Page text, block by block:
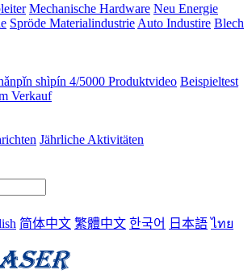
Mechanische Hardware Neu Energie
Spröde Materialindustrie Auto Industire Blech
shìpín 4/5000 Produktvideo Beispieltest
Verkauf
Jährliche Aktivitäten
简体中文 繁體中文 한국어 日本語 ไทย